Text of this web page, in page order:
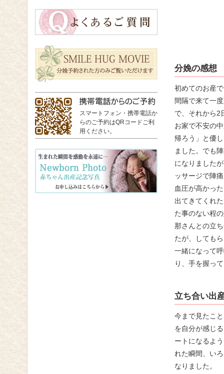
スマートフォン・携帯電話か
らのご予約はQRコードご利
用ください。
分娩の感想
初めてのお産
間隔で来て一
で、それから2
お家で不安の
帰ろう」と優
ました。でも
になりました
ッサージで陣
血圧が高かっ
出てきてくれ
た事のない程
那さんとの立
たが、しても
一緒になって
り、手を握っ
立ち合い出
今まで見たこ
を自分が感じ
ートになるよ
れた瞬間、い
なりました。